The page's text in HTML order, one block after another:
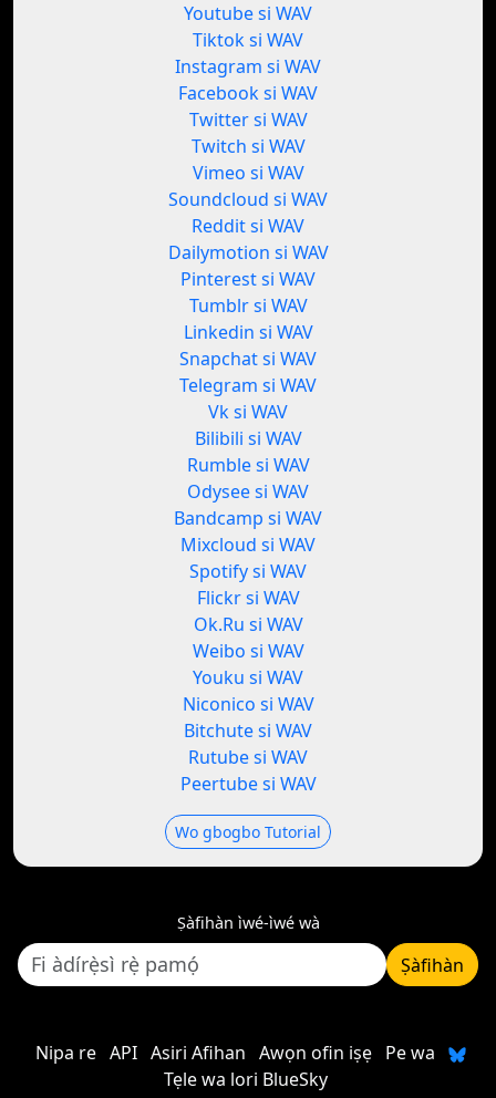
Youtube si WAV
Tiktok si WAV
Instagram si WAV
Facebook si WAV
Twitter si WAV
Twitch si WAV
Vimeo si WAV
Soundcloud si WAV
Reddit si WAV
Dailymotion si WAV
Pinterest si WAV
Tumblr si WAV
Linkedin si WAV
Snapchat si WAV
Telegram si WAV
Vk si WAV
Bilibili si WAV
Rumble si WAV
Odysee si WAV
Bandcamp si WAV
Mixcloud si WAV
Spotify si WAV
Flickr si WAV
Ok.Ru si WAV
Weibo si WAV
Youku si WAV
Niconico si WAV
Bitchute si WAV
Rutube si WAV
Peertube si WAV
Wo gbogbo Tutorial
Ṣàfihàn ìwé-ìwé wà
Ṣàfihàn
Nipa re API Asiri Afihan Awọn ofin iṣẹ
Pe wa
Tẹle wa lori BlueSky